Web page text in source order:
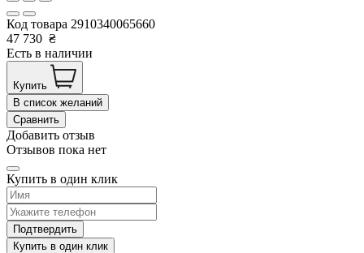
Код товара 2910340065660
47 730 ₴
Есть в наличии
Купить
В список желаний
Сравнить
Добавить отзыв
Отзывов пока нет
Купить в один клик
Подтвердить
Купить в один клик